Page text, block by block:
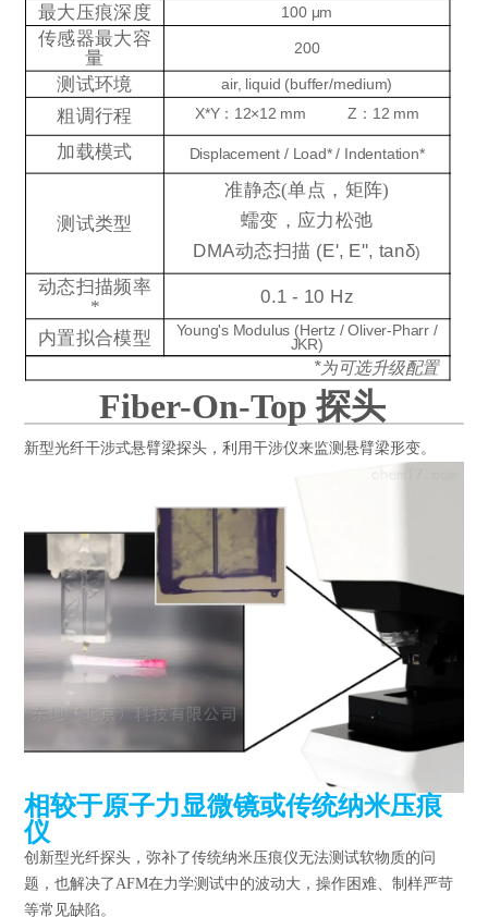
最大压痕深度 100 μm
传感器最大容
量 200
测试环境 air, liquid (buffer/medium)
粗调行程 X*Y：12×12 mm Z：12 mm
加载模式 Displacement / Load* / Indentation*
测试类型
准静态(单点，矩阵)
蠕变，应力松弛
DMA动态扫描 (E', E'', tanδ)
动态扫描频率
* 0.1 - 10 Hz
内置拟合模型
Young's Modulus (Hertz / Oliver-Pharr /
JKR)
*为可选升级配置
Fiber-On-Top 探头
新型光纤干涉式悬臂梁探头，利用干涉仪来监测悬臂梁形变。
相较于原子力显微镜或传统纳米压痕
仪
创新型光纤探头，弥补了传统纳米压痕仪无法测试软物质的问
题，也解决了AFM在力学测试中的波动大，操作困难、制样严苛
等常见缺陷。